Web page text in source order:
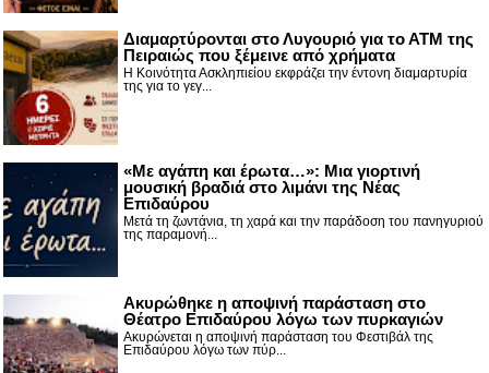
Διαμαρτύρονται στο Λυγουριό για το ΑΤΜ της
Πειραιώς που ξέμεινε από χρήματα
Η Κοινότητα Ασκληπιείου εκφράζει την έντονη διαμαρτυρία
της για το γεγ...
«Με αγάπη και έρωτα…»: Μια γιορτινή
μουσική βραδιά στο λιμάνι της Νέας
Επιδαύρου
Μετά τη ζωντάνια, τη χαρά και την παράδοση του πανηγυριού
της παραμονή...
Ακυρώθηκε η αποψινή παράσταση στο
Θέατρο Επιδαύρου λόγω των πυρκαγιών
Ακυρώνεται η αποψινή παράσταση του Φεστιβάλ της
Επιδαύρου λόγω των πύρ...